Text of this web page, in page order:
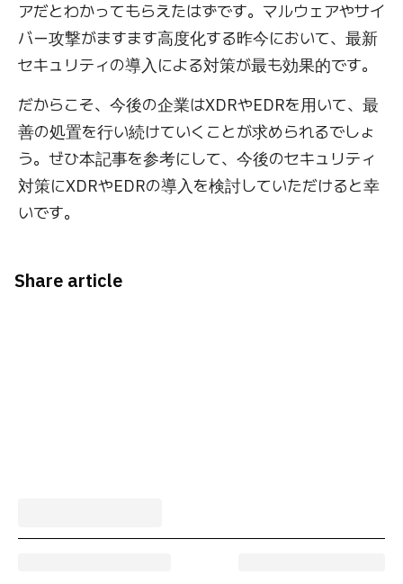
アだとわかってもらえたはずです。マルウェアやサイ
バー攻撃がますます高度化する昨今において、最新
セキュリティの導入による対策が最も効果的です。
だからこそ、今後の企業はXDRやEDRを用いて、最
善の処置を行い続けていくことが求められるでしょ
う。ぜひ本記事を参考にして、今後のセキュリティ
対策にXDRやEDRの導入を検討していただけると幸
いです。
Share article